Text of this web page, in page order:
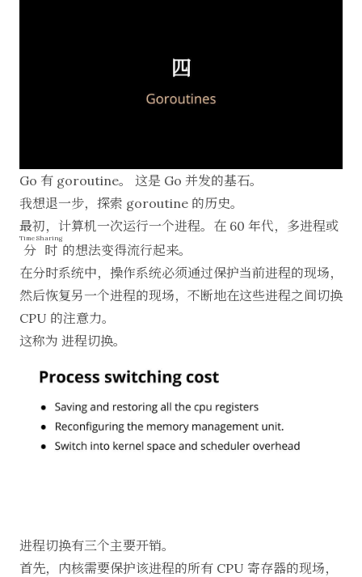
Go 有 goroutine。 这是 Go 并发的基石。
我想退一步，探索 goroutine 的历史。
最初，计算机一次运行一个进程。在 60 年代，多进程或
分时
Time Sharing
的想法变得流行起来。
在分时系统中，操作系统必须通过保护当前进程的现场，
然后恢复另一个进程的现场，不断地在这些进程之间切换
CPU 的注意力。
这称为 进程切换。
进程切换有三个主要开销。
首先，内核需要保护该进程的所有 CPU 寄存器的现场，